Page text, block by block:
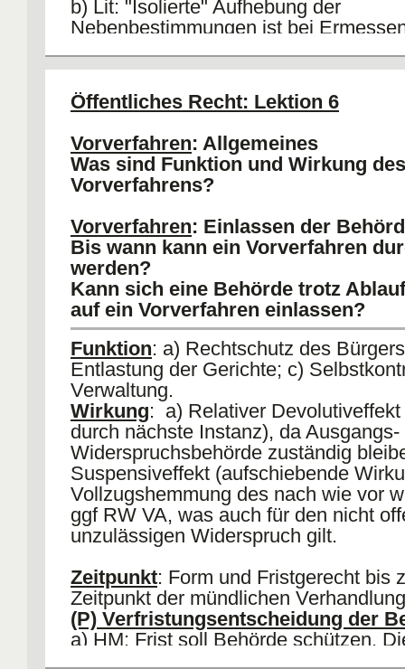
b) Lit: "Isolierte" Aufhebung der
Nebenbestimmungen ist bei
statthafte Klageart oder
(-).
3) Folge: Wenn teilbar = "isolierte
Wenn nicht teilbar = Umdeutung
Verpflichtungklage.
II.RMK Nebenbestimmung
1) RGL: § 36 I (1. oder 2. Alt/ bes § 5
II VwVfG.
2) Formelle RMK: Insb §§ 38, 37, 39
3) Materielle RMK: RGL (bei Abs I)
Ermessen (bei Abs II).
BeachteKopplungsverbot, § 36 III
Öffentliches Recht: Lektion 6
Vorverfahren: Allgemeines
Was sind Funktion und Wirkung des
Vorverfahrens?
Vorverfahren: Einlassen der
Bis wann kann ein Vorverfahren
werden?
Kann sich eine Behörde trotz
auf ein Vorverfahren einlassen?
Funktion: a) Rechtschutz des
Entlastung der Gerichte; c)
Verwaltung.
Wirkung: a) Relativer
durch nächste Instanz), da Ausgangs-
Widerspruchsbehörde zuständig
Suspensiveffekt (aufschiebende
Vollzugshemmung des nach wie vor
ggf RW VA, was auch für den nicht
unzulässigen Widerspruch gilt.
Zeitpunkt: Form und Fristgerecht bis
Zeitpunkt der mündlichen
(P) Verfristungsentscheidung der
a) HM: Frist soll Behörde schützen.